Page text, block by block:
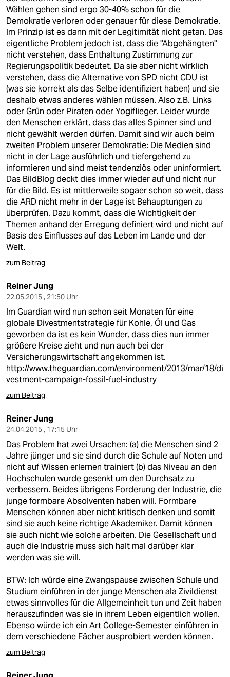
Wählen gehen sind ergo 30-40% schon für die
Demokratie verloren oder genauer für diese Demokratie.
Im Prinzip ist es dann mit der Legitimität nicht getan. Das
eigentliche Problem jedoch ist, dass die "Abgehängten"
nicht verstehen, dass Enthaltung Zustimmung zur
Regierungspolitik bedeutet. Da sie aber nicht wirklich
verstehen, dass die Alternative von SPD nicht CDU ist
(was sie korrekt als das Selbe identifiziert haben) und sie
deshalb etwas anderes wählen müssen. Also z.B. Links
oder Grün oder Piraten oder Yogiflieger. Leider wurde
den Menschen erklärt, dass das alles Spinner sind und
nicht gewählt werden dürfen. Damit sind wir auch beim
zweiten Problem unserer Demokratie: Die Medien sind
nicht in der Lage ausführlich und tiefergehend zu
informieren und sind meist tendenziös oder uninformiert.
Das BildBlog deckt dies immer wieder auf und nicht nur
für die Bild. Es ist mittlerweile sogaer schon so weit, dass
die ARD nicht mehr in der Lage ist Behauptungen zu
überprüfen. Dazu kommt, dass die Wichtigkeit der
Themen anhand der Erregung definiert wird und nicht auf
Basis des Einflusses auf das Leben im Lande und der
Welt.
zum Beitrag
Reiner Jung
22.05.2015 , 21:50 Uhr
Im Guardian wird nun schon seit Monaten für eine
globale Divestmentstrategie für Kohle, Öl und Gas
geworben da ist es kein Wunder, dass dies nun immer
größere Kreise zieht und nun auch bei der
Versicherungswirtschaft angekommen ist.
http://www.theguardian.com/environment/2013/mar/18/di
vestment-campaign-fossil-fuel-industry
zum Beitrag
Reiner Jung
24.04.2015 , 17:15 Uhr
Das Problem hat zwei Ursachen: (a) die Menschen sind 2
Jahre jünger und sie sind durch die Schule auf Noten und
nicht auf Wissen erlernen trainiert (b) das Niveau an den
Hochschulen wurde gesenkt um den Durchsatz zu
verbessern. Beides übrigens Forderung der Industrie, die
junge formbare Absolventen haben will. Formbare
Menschen können aber nicht kritisch denken und somit
sind sie auch keine richtige Akademiker. Damit können
sie auch nicht wie solche arbeiten. Die Gesellschaft und
auch die Industrie muss sich halt mal darüber klar
werden was sie will.
BTW: Ich würde eine Zwangspause zwischen Schule und
Studium einführen in der junge Menschen ala Zivildienst
etwas sinnvolles für die Allgemeinheit tun und Zeit haben
herauszufinden was sie in ihrem Leben eigentlich wollen.
Ebenso würde ich ein Art College-Semester einführen in
dem verschiedene Fächer ausprobiert werden können.
zum Beitrag